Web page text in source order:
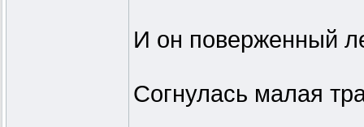
И он поверженный
Согнулась малая